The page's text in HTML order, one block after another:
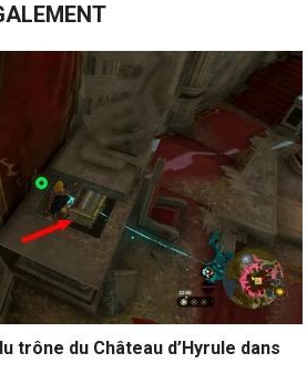
trône du Château d’Hyrule dans